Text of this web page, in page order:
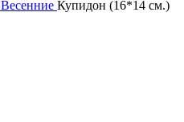
Весенние Купидон (16*14 см.)